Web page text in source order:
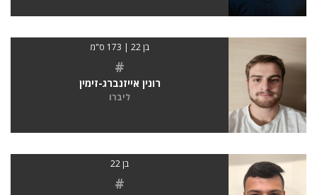
בן 22 | 173 ס"מ
#
רונין אייזנברג-זימין
ליברו
בן 22
#